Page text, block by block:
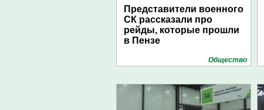
Представители военного
СК рассказали про
рейды, которые прошли
в Пензе
Общество